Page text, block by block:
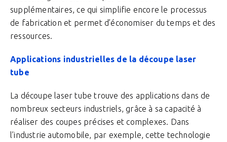
supplémentaires, ce qui simplifie encore le processus
de fabrication et permet d’économiser du temps et des
ressources.
Applications industrielles de la découpe laser
tube
La découpe laser tube trouve des applications dans de
nombreux secteurs industriels, grâce à sa capacité à
réaliser des coupes précises et complexes. Dans
l’industrie automobile, par exemple, cette technologie